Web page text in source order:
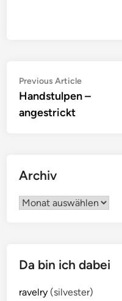
Previous ArticlePrevious
article:
Handstulpen –
angestrickt
Archiv
Archiv
Da bin ich dabei
ravelry (silvester)